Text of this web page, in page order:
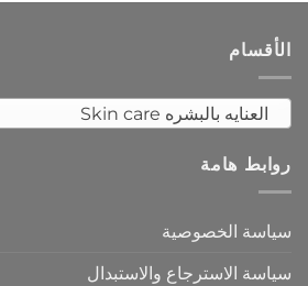
الأقسام
العنايه بالبشره Skin care
روابط هامة
سياسة الخصوصية
سياسة الاسترجاع والاستبدال